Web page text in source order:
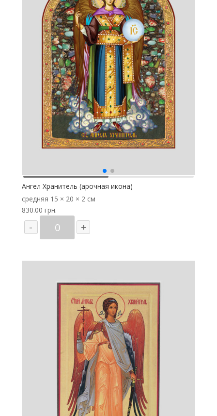
Ангел Хранитель (арочная икона)
средняя 15 × 20 × 2 см
830.00 грн.
-
Количество
товара
+